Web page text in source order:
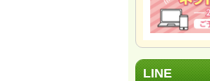
LINE